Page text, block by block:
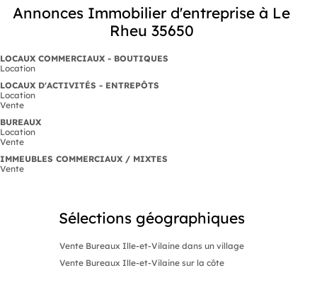
Annonces Immobilier d'entreprise à Le
Rheu 35650
LOCAUX COMMERCIAUX - BOUTIQUES
Location
LOCAUX D'ACTIVITÉS - ENTREPÔTS
Location
Vente
BUREAUX
Location
Vente
IMMEUBLES COMMERCIAUX / MIXTES
Vente
Sélections géographiques
Vente Bureaux Ille-et-Vilaine dans un village
Vente Bureaux Ille-et-Vilaine sur la côte